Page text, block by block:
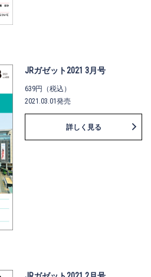
JRガゼット2021 3月号
639円（税込）
2021.03.01発売
詳しく見る